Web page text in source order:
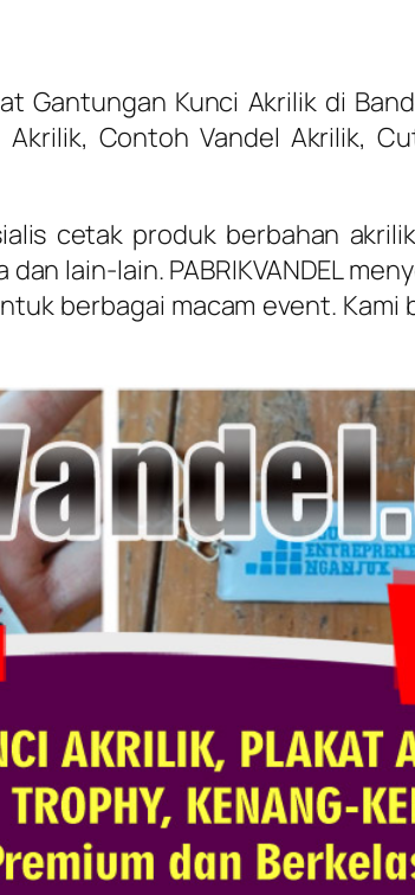
Gantungan Kunci Akrilik di
Contoh Vandel Akrilik,
cetak produk berbahan
lain-lain. PABRIKVANDEL
berbagai macam event.